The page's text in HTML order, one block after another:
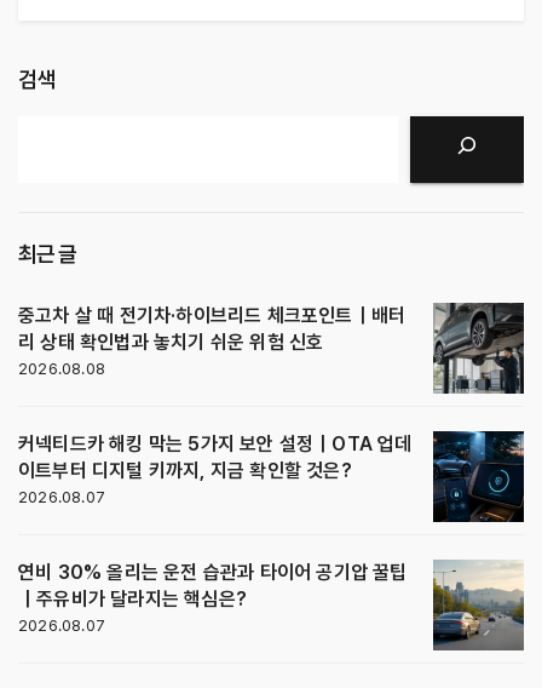
검색
최근 글
중고차 살 때 전기차·하이브리드 체크포인트｜배터
리 상태 확인법과 놓치기 쉬운 위험 신호
2026.08.08
커넥티드카 해킹 막는 5가지 보안 설정｜OTA 업데
이트부터 디지털 키까지, 지금 확인할 것은?
2026.08.07
연비 30% 올리는 운전 습관과 타이어 공기압 꿀팁
｜주유비가 달라지는 핵심은?
2026.08.07